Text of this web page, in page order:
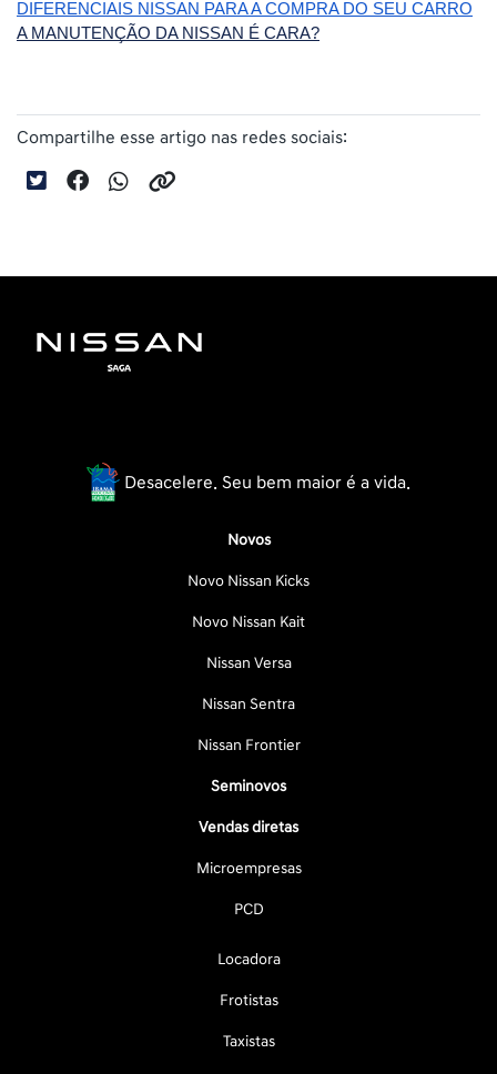
DIFERENCIAIS NISSAN PARA A COMPRA DO SEU CARRO
A MANUTENÇÃO DA NISSAN É CARA?
Compartilhe esse artigo nas redes sociais:
Desacelere. Seu bem maior é a vida.
Novos
Novo Nissan Kicks
Novo Nissan Kait
Nissan Versa
Nissan Sentra
Nissan Frontier
Seminovos
Vendas diretas
Microempresas
PCD
Locadora
Frotistas
Taxistas